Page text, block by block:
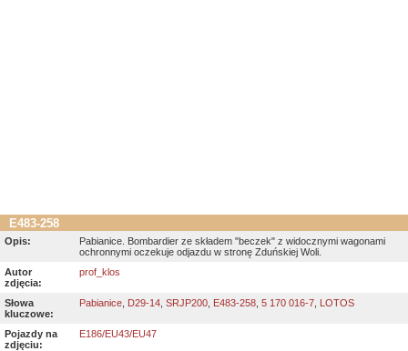
E483-258
Opis:
Pabianice. Bombardier ze składem "beczek" z widocznymi wagonami
ochronnymi oczekuje odjazdu w stronę Zduńskiej Woli.
Autor
zdjęcia:
prof_klos
Słowa
kluczowe:
Pabianice D29-14 SRJP200 E483-258 5 170 016-7 LOTOS
Pojazdy na
zdjęciu:
E186/EU43/EU47